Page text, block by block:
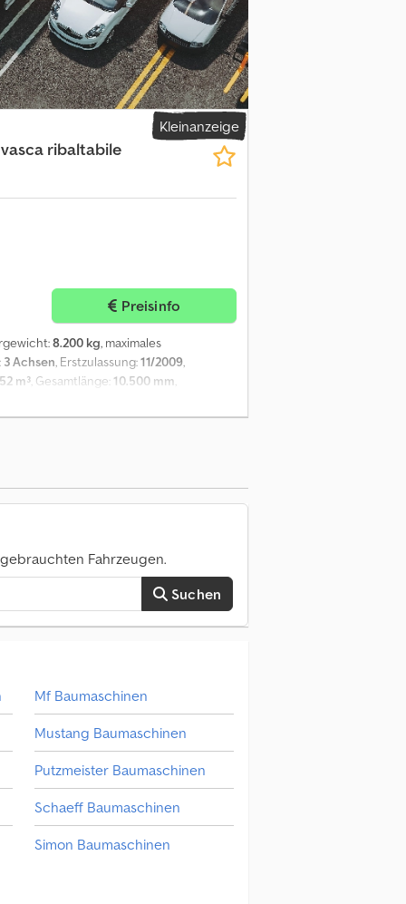
Einfüllöffnungen für Schüttgut ✅
2025 (verlängerbar) Eine
zu einem wettbewerbsfähigen
+ MwSt. — Verhandelbar. Besichtigung
Kleinanzeige
ribaltabile
Preisinfo
8.200 kg, maximales
3 Achsen , Erstzulassung:11/2009
52 m³ , Gesamtlänge:10.500 mm
mit 52 m³ Alumulde, 3 Achsen mit
mit wasserdichter heckklappe und
Cramaro, sehr guter Zustand, Baujahr
Fahrzeugen.
Suchen
Mf Baumaschinen
Mustang Baumaschinen
Putzmeister Baumaschinen
Schaeff Baumaschinen
Simon Baumaschinen